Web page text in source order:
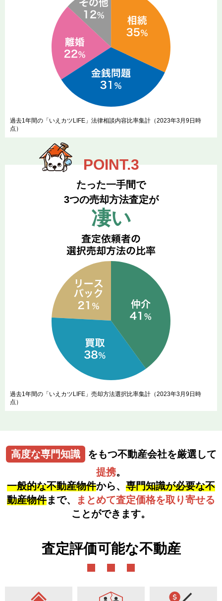
過去1年間の「いえカツLIFE」法律相談内容比率集計（2023年3月9日時
点）
たった一手間で
3つの売却方法査定が
凄い
過去1年間の「いえカツLIFE」売却方法選択比率集計（2023年3月9日時
点）
高度な専門知識
をもつ不動産会社を厳選して
提携。
一般的な不動産物件から、 専門知識が必要な不
動産物件まで、
まとめて査定価格を取り寄せる
ことができます。
査定評価可能な不動産